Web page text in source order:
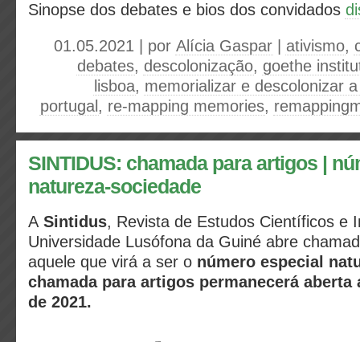
Sinopse dos debates e bios dos convidados
01.05.2021 | por Alícia Gaspar ativismo,
debates, descolonização, goethe
lisboa, memorializar e descolonizar
portugal , re-mapping memories,
SINTIDUS: chamada para artigos |
natureza-sociedade
A Sintidus, Revista de Estudos Científicos e
Universidade Lusófona da Guiné abre
aquele que virá a ser o número especial
chamada para artigos permanecerá aberta
de 2021.